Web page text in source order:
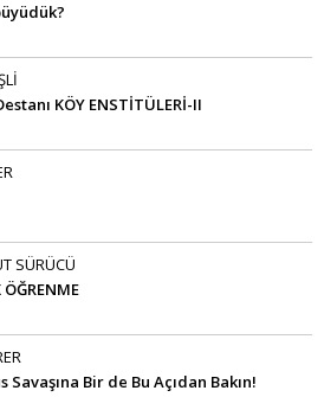
KÖY ENSTİTÜLERİ-II
SÜRÜCÜ
Savaşına Bir de Bu Açıdan Bakın!